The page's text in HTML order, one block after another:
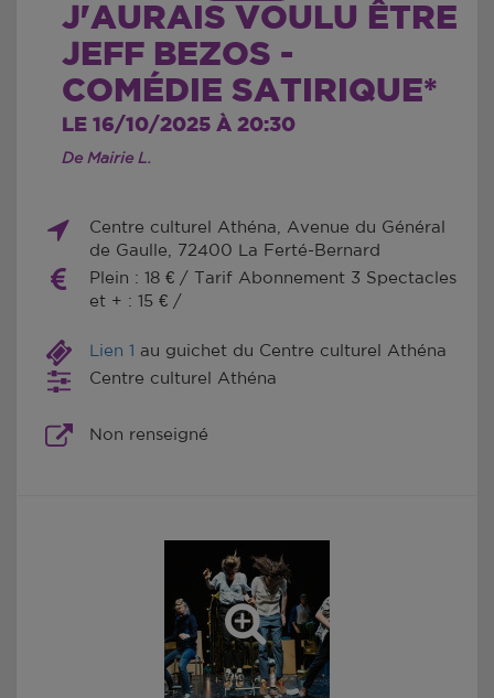
J'AURAIS VOULU ÊTRE
JEFF BEZOS -
COMÉDIE SATIRIQUE*
LE 16/10/2025 À 20:30
De Mairie L.
Centre culturel Athéna, Avenue du Général
de Gaulle, 72400 La Ferté-Bernard
Plein : 18 € / Tarif Abonnement 3 Spectacles
et + : 15 € /
Lien 1 au guichet du Centre culturel Athéna
Centre culturel Athéna
Non renseigné